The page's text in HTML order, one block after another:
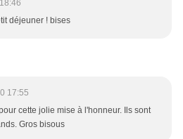
déjeuner ! bises
17:55
cette jolie mise à l'honneur. Ils sont
Gros bisous